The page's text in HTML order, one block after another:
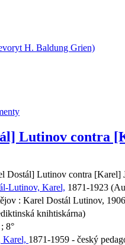
Lutinov contra
Dostál] Lutinov contra [Karel]
Lutinov, Karel, 1871-1923
: Karel Dostál Lutinov, 1906
knihtiskárna)
8°
Karel, 1871-1959 - český